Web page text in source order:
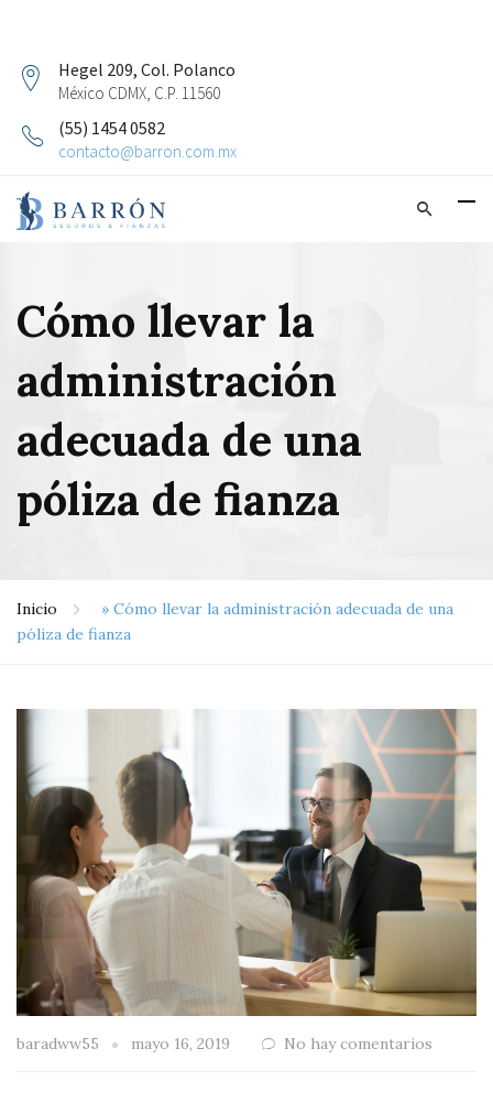
Hegel 209, Col. Polanco
México CDMX, C.P. 11560
(55) 1454 0582
contacto@barron.com.mx
Cómo llevar la
administración
adecuada de una
póliza de fianza
Inicio » Cómo llevar la administración adecuada de una
póliza de fianza
baradww55 mayo 16, 2019 No hay comentarios